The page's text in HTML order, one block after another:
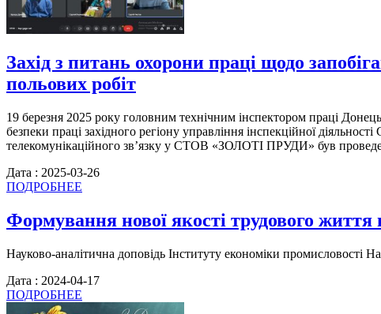
Захід з питань охорони праці щодо
польових робіт
19 березня 2025 року головним технічним інспектором праці
безпеки праці західного регіону управління інспекційної
телекомунікаційного зв’язку у СТОВ «ЗОЛОТІ ПРУДИ» був
Дата : 2025-03-26
ПОДРОБНЕЕ
Формування нової якості трудового життя
Науково-аналітична доповідь Інституту економіки промисловості
Дата : 2024-04-17
ПОДРОБНЕЕ